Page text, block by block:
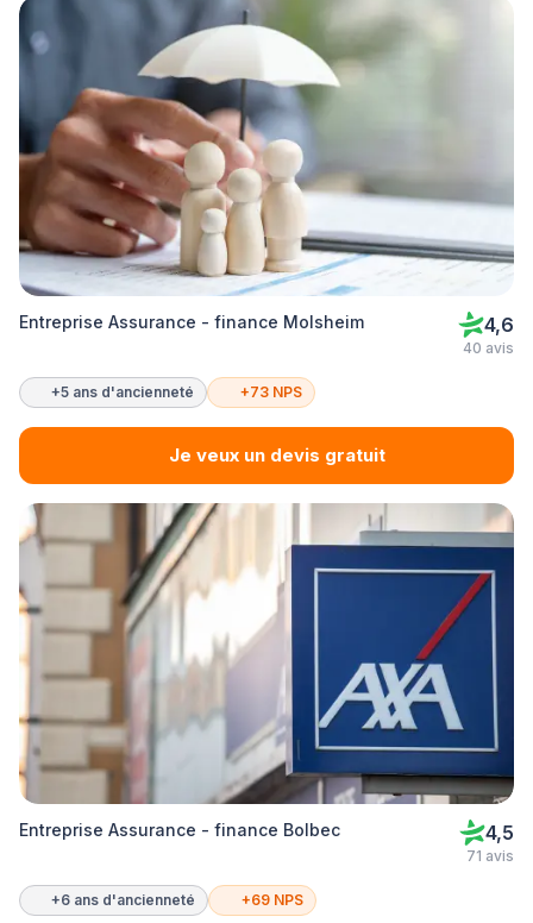
Entreprise Assurance - finance Molsheim 4,6
40 avis
+5 ans d'ancienneté +73 NPS
Je veux un devis gratuit
Entreprise Assurance - finance Bolbec 4,5
71 avis
+6 ans d'ancienneté +69 NPS